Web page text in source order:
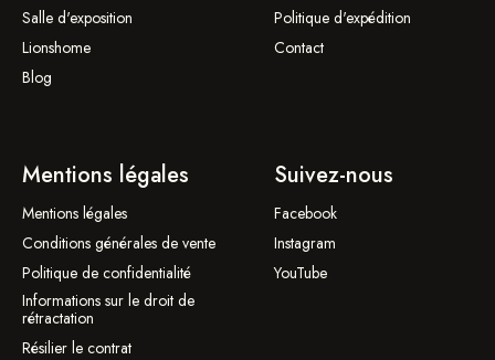
Salle d'exposition
Lionshome
Blog
Politique d'expédition
Contact
Mentions légales
Mentions légales
Conditions générales de vente
Politique de confidentialité
Informations sur le droit de
rétractation
Résilier le contrat
Suivez-nous
Facebook
Instagram
YouTube